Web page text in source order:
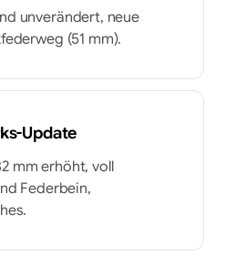
unverändert, neue
(51 mm).
Update
mm erhöht, voll
Federbein,